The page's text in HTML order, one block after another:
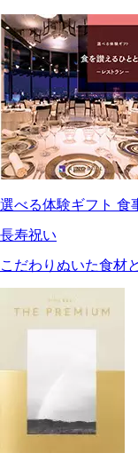
選べる体験ギフト 食
長寿祝い
こだわりぬいた食材